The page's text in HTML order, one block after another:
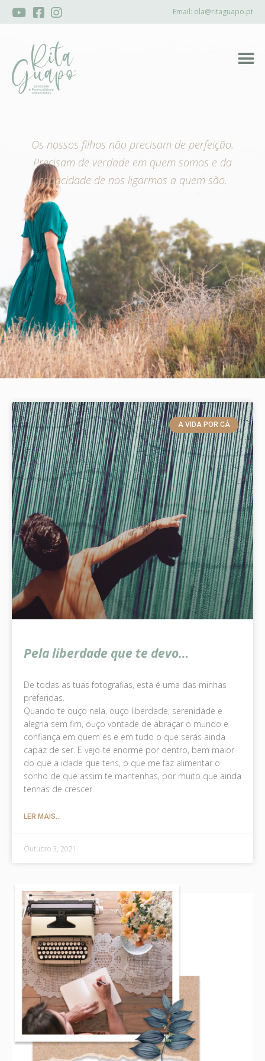
Email: ola@ritaguapo.pt
Os nossos filhos não precisam de perfeição.
Precisam de verdade em quem somos e da
capacidade de nos ligarmos a quem são.
A VIDA POR CÁ
Pela liberdade que te devo…
De todas as tuas fotografias, esta é uma das minhas
preferidas.
Quando te ouço nela, ouço liberdade, serenidade e
alegria sem fim, ouço vontade de abraçar o mundo e
confiança em quem és e em tudo o que serás ainda
capaz de ser. E vejo-te enorme por dentro, bem maior
do que a idade que tens, o que me faz alimentar o
sonho de que assim te mantenhas, por muito que ainda
tenhas de crescer.
LER MAIS...
Outubro 3, 2021